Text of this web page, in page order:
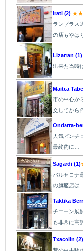
Irati (2)
ランブラス
の店もやは
Lizarran (1)
出来た当時
Maitea
市の中心か
文してから
Ondarra-
人気ピンチ
最終的に…
Sagardi (1)
バルセロナ
の旗艦店は…
Taktika
チエーン展
も非常に高
Txacolin (2)